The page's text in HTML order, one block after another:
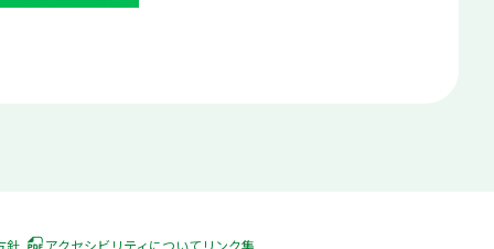
針 アクセシビリティについて リンク集